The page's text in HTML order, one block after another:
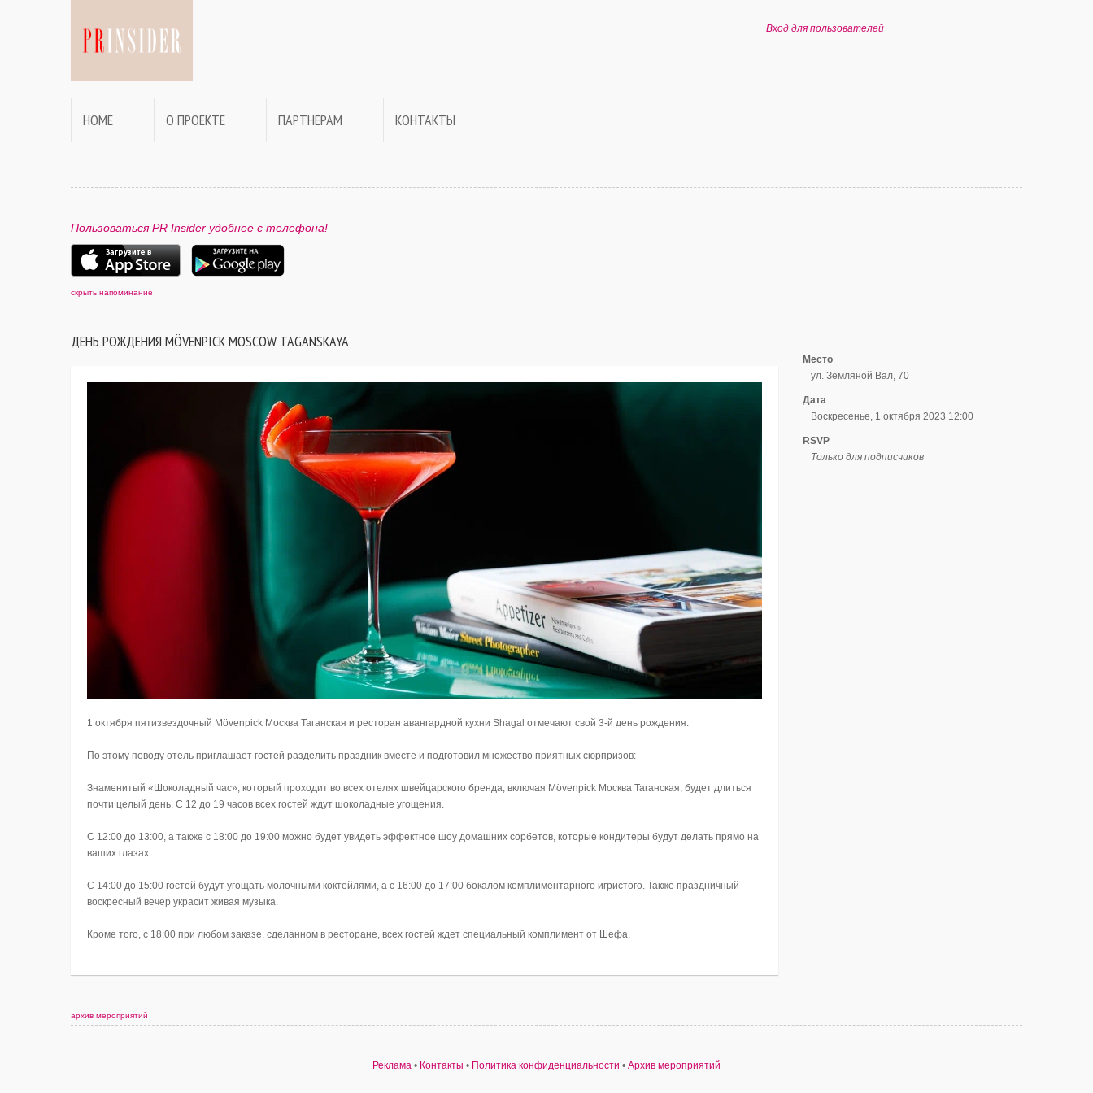
Вход для пользователей
HOME О ПРОЕКТЕ ПАРТНЕРАМ КОНТАКТЫ
Пользоваться PR Insider удобнее с телефона!
скрыть напоминание
ДЕНЬ РОЖДЕНИЯ MÖVENPICK MOSCOW TAGANSKAYA
1 октября пятизвездочный Mövenpick Москва Таганская и ресторан авангардной кухни Shagal отмечают свой 3-й день рождения.
По этому поводу отель приглашает гостей разделить праздник вместе и подготовил множество приятных сюрпризов:
Знаменитый «Шоколадный час», который проходит во всех отелях швейцарского бренда, включая Mövenpick Москва Таганская, будет длиться
почти целый день. С 12 до 19 часов всех гостей ждут шоколадные угощения.
С 12:00 до 13:00, а также с 18:00 до 19:00 можно будет увидеть эффектное шоу домашних сорбетов, которые кондитеры будут делать прямо на
ваших глазах.
С 14:00 до 15:00 гостей будут угощать молочными коктейлями, а с 16:00 до 17:00 бокалом комплиментарного игристого. Также праздничный
воскресный вечер украсит живая музыка.
Кроме того, с 18:00 при любом заказе, сделанном в ресторане, всех гостей ждет специальный комплимент от Шефа.
Место
ул. Земляной Вал, 70
Дата
Воскресенье, 1 октября 2023 12:00
RSVP
Только для подписчиков
архив мероприятий
Реклама • Контакты • Политика конфиденциальности • Архив мероприятий